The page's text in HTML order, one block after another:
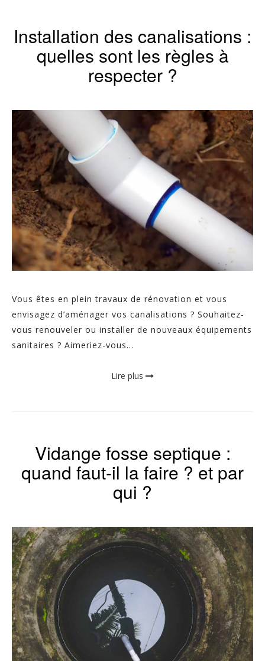
Installation des canalisations :
quelles sont les règles à
respecter ?
Vous êtes en plein travaux de rénovation et vous
envisagez d’aménager vos canalisations ? Souhaitez-
vous renouveler ou installer de nouveaux équipements
sanitaires ? Aimeriez-vous...
Lire plus
Vidange fosse septique :
quand faut-il la faire ? et par
qui ?